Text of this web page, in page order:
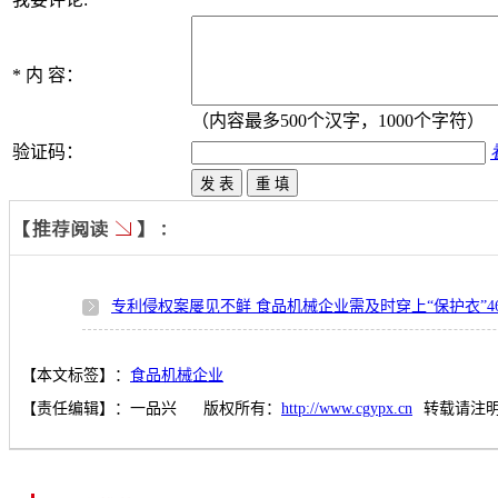
* 内 容：
（内容最多500个汉字，1000个字符）
验证码：
专利侵权案屡见不鲜 食品机械企业需及时穿上“保护衣”
【本文标签】： 食品机械企业
【责任编辑】： 一品兴 版权所有： http://www.cgypx.cn 转载请注